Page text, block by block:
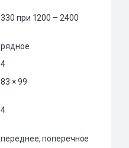
330 при 1200 – 2400
рядное
4
83 × 99
4
переднее, поперечное